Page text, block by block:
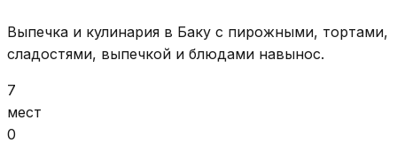
Выпечка и кулинария в Баку с пирожными, тортами,
сладостями, выпечкой и блюдами навынос.
7
мест
0